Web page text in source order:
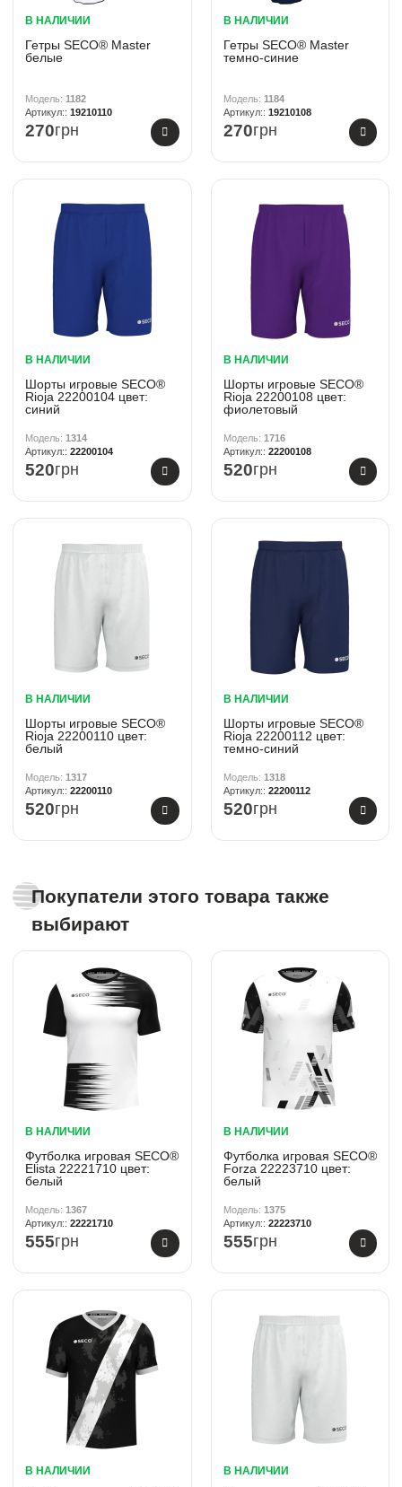
В НАЛИЧИИ
Гетры SECO® Master
белые
1182
19210110
270грн
В НАЛИЧИИ
Гетры SECO® Master
темно-синие
1184
19210108
270грн
В НАЛИЧИИ
Шорты игровые SECO®
Rioja 22200104 цвет:
синий
1314
22200104
520грн
В НАЛИЧИИ
Шорты игровые SECO®
Rioja 22200108 цвет:
фиолетовый
1716
22200108
520грн
В НАЛИЧИИ
Шорты игровые SECO®
Rioja 22200110 цвет:
белый
1317
22200110
520грн
В НАЛИЧИИ
Шорты игровые SECO®
Rioja 22200112 цвет:
темно-синий
1318
22200112
520грн
Покупатели этого товара также
выбирают
В НАЛИЧИИ
Футболка игровая SECO®
Elista 22221710 цвет:
белый
1367
22221710
555грн
В НАЛИЧИИ
Футболка игровая SECO®
Forza 22223710 цвет:
белый
1375
22223710
555грн
В НАЛИЧИИ В НАЛИЧИИ